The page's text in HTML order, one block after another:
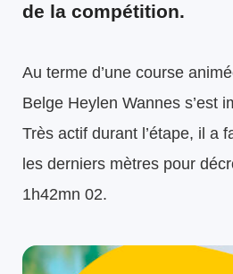
de la compétition.
Au terme d’une course
Belge Heylen Wannes s’est
Très actif durant l’étape, il a
les derniers mètres pour
1h42mn 02.